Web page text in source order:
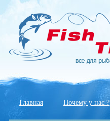
Главная Почему у нас ?